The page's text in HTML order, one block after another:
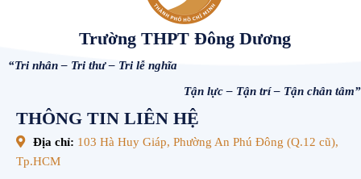
Trường THPT Đông Dương
“Tri nhân – Tri thư – Tri lễ nghĩa
Tận lực – Tận trí – Tận chân tâm”
THÔNG TIN LIÊN HỆ
Địa chỉ: 103 Hà Huy Giáp, Phường An Phú Đông (Q.12 cũ),
Tp.HCM